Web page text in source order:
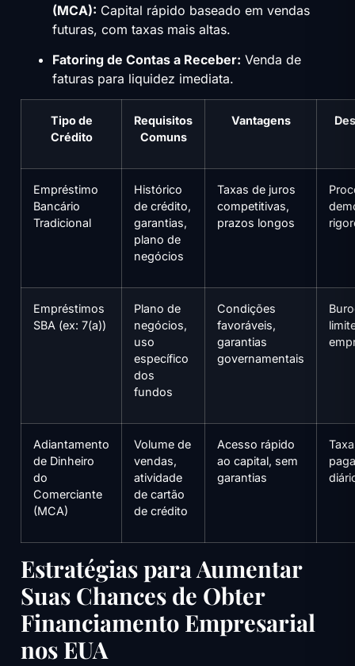
(MCA): Capital rápido baseado em vendas
futuras, com taxas mais altas.
Fatoring de Contas a Receber: Venda de
faturas para liquidez imediata.
Tipo de
Crédito
Requisitos
Comuns
Vantagens
Empréstimo
Bancário
Tradicional
Histórico
de crédito,
garantias,
plano de
negócios
Taxas de juros
competitivas,
prazos longos
Empréstimos
SBA (ex: 7(a))
Plano de
negócios,
uso
específico
dos
fundos
Condições
favoráveis,
garantias
governamentais
Adiantamento
de Dinheiro
do
Comerciante
(MCA)
Volume de
vendas,
atividade
de cartão
de crédito
Acesso rápido
ao capital, sem
garantias
Estratégias para Aumentar
Suas Chances de Obter
Financiamento Empresarial
nos EUA